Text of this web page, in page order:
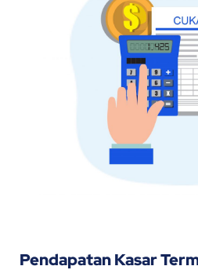
Pendapatan Kasar